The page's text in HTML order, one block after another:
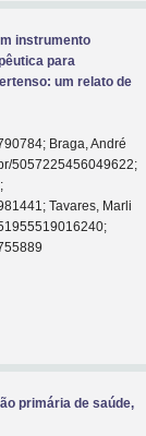
instrumento
para
um relato de
Braga, André
5057225456049622;
Tavares, Marli
primária de saúde,